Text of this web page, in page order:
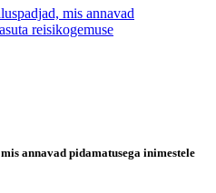
mis annavad
reisikogemuse
annavad pidamatusega inimestele